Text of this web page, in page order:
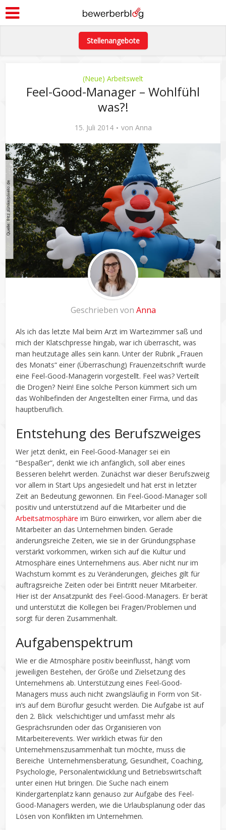
Stellenangebote
(Neue) Arbeitswelt
Feel-Good-Manager – Wohlfühl
was?!
15. Juli 2014 von Anna
Geschrieben von Anna
Als ich das letzte Mal beim Arzt im Wartezimmer saß und
mich der Klatschpresse hingab, war ich überrascht, was
man heutzutage alles sein kann. Unter der Rubrik „Frauen
des Monats“ einer (Überraschung) Frauenzeitschrift wurde
eine Feel-Good-Managerin vorgestellt. Feel was? Verteilt
die Drogen? Nein! Eine solche Person kümmert sich um
das Wohlbefinden der Angestellten einer Firma, und das
hauptberuflich.
Entstehung des Berufszweiges
Wer jetzt denkt, ein Feel-Good-Manager sei ein
“Bespaßer“, denkt wie ich anfänglich, soll aber eines
Besseren belehrt werden. Zunächst war dieser Berufszweig
vor allem in Start Ups angesiedelt und hat erst in letzter
Zeit an Bedeutung gewonnen. Ein Feel-Good-Manager soll
positiv und unterstützend auf die Mitarbeiter und die
Arbeitsatmosphäre im Büro einwirken, vor allem aber die
Mitarbeiter an das Unternehmen binden. Gerade
änderungsreiche Zeiten, wie sie in der Gründungsphase
verstärkt vorkommen, wirken sich auf die Kultur und
Atmosphäre eines Unternehmens aus. Aber nicht nur im
Wachstum kommt es zu Veränderungen, gleiches gilt für
auftragsreiche Zeiten oder bei Eintritt neuer Mitarbeiter.
Hier ist der Ansatzpunkt des Feel-Good-Managers. Er berät
und unterstützt die Kollegen bei Fragen/Problemen und
sorgt für deren Zusammenhalt.
Aufgabenspektrum
Wie er die Atmosphäre positiv beeinflusst, hängt vom
jeweiligen Bestehen, der Größe und Zielsetzung des
Unternehmens ab. Unterstützung eines Feel-Good-
Managers muss auch nicht zwangsläufig in Form von Sit-
in‘s auf dem Büroflur gesucht werden. Die Aufgabe ist auf
den 2. Blick vielschichtiger und umfasst mehr als
Gesprächsrunden oder das Organisieren von
Mitarbeiterevents. Wer wirklich etwas für den
Unternehmenszusammenhalt tun möchte, muss die
Bereiche Unternehmensberatung, Gesundheit, Coaching,
Psychologie, Personalentwicklung und Betriebswirtschaft
unter einen Hut bringen. Die Suche nach einem
Kindergartenplatz kann genauso zur Aufgabe des Feel-
Good-Managers werden, wie die Urlaubsplanung oder das
Lösen von Konflikten im Unternehmen.